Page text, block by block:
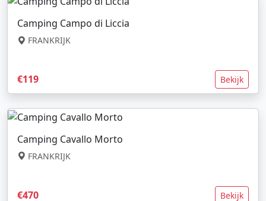
Camping Campo di Liccia
FRANKRIJK
€119 Bekijk
Camping Cavallo Morto
FRANKRIJK
€470 Bekijk